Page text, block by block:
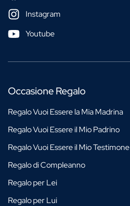
Instagram
Youtube
Occasione Regalo
Regalo Vuoi Essere la Mia Madrina
Regalo Vuoi Essere il Mio Padrino
Regalo Vuoi Essere il Mio Testimone
Regalo di Compleanno
Regalo per Lei
Regalo per Lui